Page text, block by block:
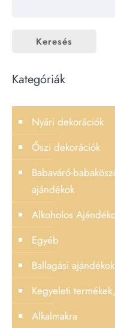
Keresés
Kategóriák
Nyári dekorációk
Őszi dekorációk
Babaváró-
ajándékok
Alkoholos
Egyéb
Ballagási ajándékok
Kegyeleti
Alkalmakra